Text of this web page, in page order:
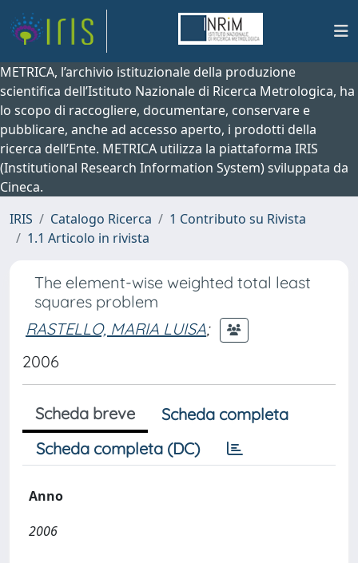
METRICA, l’archivio istituzionale della produzione
scientifica dell’Istituto Nazionale di Ricerca Metrologica, ha
lo scopo di raccogliere, documentare, conservare e
pubblicare, anche ad accesso aperto, i prodotti della
ricerca dell’Ente. METRICA utilizza la piattaforma IRIS
(Institutional Research Information System) sviluppata da
Cineca.
IRIS
Catalogo Ricerca
1 Contributo su Rivista
1.1 Articolo in rivista
The element-wise weighted total least
squares problem
RASTELLO, MARIA LUISA;
2006
Scheda breve
Scheda completa
Scheda completa (DC)
Anno
2006